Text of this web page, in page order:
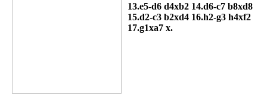
13.e5-d6 d4xb2 14.d6-c7 b8xd8
15.d2-c3 b2xd4 16.h2-g3 h4xf2
17.g1xa7 х.